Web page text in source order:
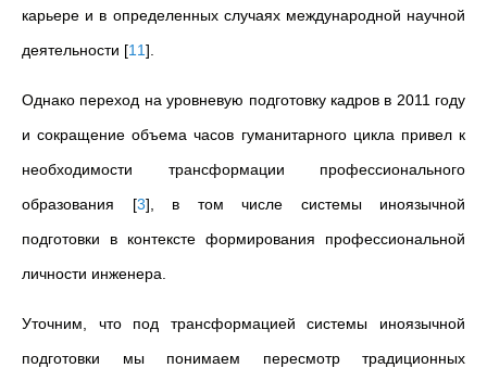
карьере и в определенных случаях международной научной
деятельности [11]
Однако переход на уровневую подготовку кадров в 2011 году
и сокращение объема часов гуманитарного цикла привел к
необходимости трансформации профессионального
образования [3] , в том числе системы иноязычной
подготовки в контексте формирования профессиональной
личности инженера.
Уточним, что под трансформацией системы иноязычной
подготовки мы понимаем пересмотр традиционных